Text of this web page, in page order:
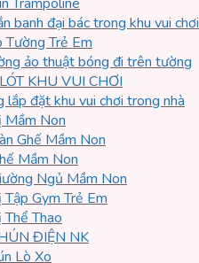
banh đại bác trong khu vui chơi
Tường Trẻ Em
ảo thuật bóng đi trên tường
KHU VUI CHƠI
lắp đặt khu vui chơi trong nhà
Mầm Non
Ghế Mầm Non
Mầm Non
Ngủ Mầm Non
Gym Trẻ Em
Thao
ĐIỆN NK
Lò Xo